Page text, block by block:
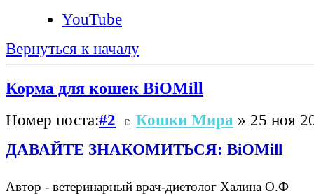
YouTube
Вернуться к началу
Корма для кошек BiOMill
Номер поста:#2 Кошки Мира » 25 ноя
ДАВАЙТЕ ЗНАКОМИТЬСЯ: BiOMill
Автор - ветеринарный врач-диетолог Халина О.Ф